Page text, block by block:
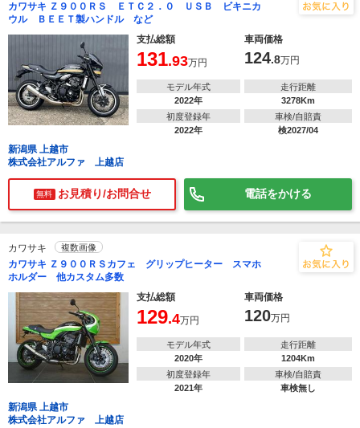
カワサキ Ｚ９００ＲＳ ＥＴＣ２．０ ＵＳＢ ビキニカ
ウル ＢＥＥＴ製ハンドル など
支払総額
車両価格
131.93万円 124.8万円
モデル年式
2022年
走行距離
3278Km
初度登録年
2022年
車検/自賠責
検2027/04
新潟県 上越市
株式会社アルファ 上越店
無料 お見積り/お問合せ 電話をかける
カワサキ 複数画像
カワサキ Ｚ９００ＲＳカフェ グリップヒーター スマホ
ホルダー 他カスタム多数
支払総額
車両価格
129.4万円 120万円
モデル年式
2020年
走行距離
1204Km
初度登録年
2021年
車検/自賠責
車検無し
新潟県 上越市
株式会社アルファ 上越店